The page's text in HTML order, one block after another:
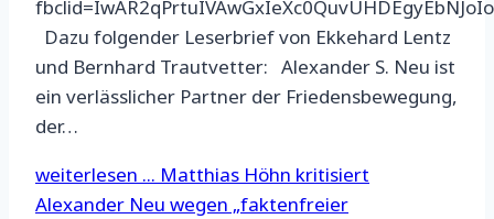
Dazu folgender Leserbrief von Ekkehard Lentz
und Bernhard Trautvetter: Alexander S. Neu ist
ein verlässlicher Partner der Friedensbewegung,
der…
weiterlesen ... Matthias Höhn kritisiert
Alexander Neu wegen „faktenfreier